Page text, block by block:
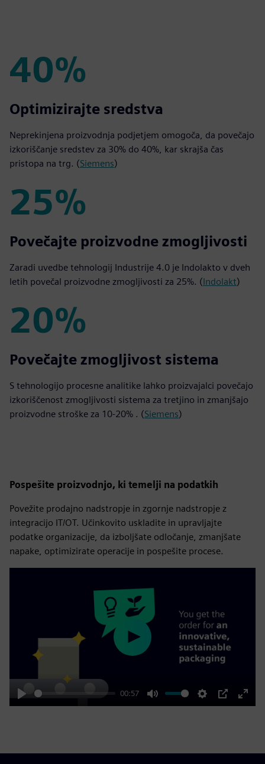
40%
40%
Optimizirajte sredstva
Neprekinjena proizvodnja podjetjem omogoča, da povečajo
izkoriščanje sredstev za 30% do 40%, kar skrajša čas
pristopa na trg. (Siemens)
25%
25%
Povečajte proizvodne zmogljivosti
Zaradi uvedbe tehnologij Industrije 4.0 je Indolakto v dveh
letih povečal proizvodne zmogljivosti za 25%. (Indolakt)
20%
20%
Povečajte zmogljivost sistema
S tehnologijo procesne analitike lahko proizvajalci povečajo
izkoriščenost zmogljivosti sistema za tretjino in zmanjšajo
proizvodne stroške za 10-20% . (Siemens)
Pospešite proizvodnjo, ki temelji na podatkih
Povežite prodajno nadstropje in zgornje nadstropje z
integracijo IT/OT. Učinkovito uskladite in upravljajte
podatke organizacije, da izboljšate odločanje, zmanjšate
napake, optimizirate operacije in pospešite procese.
Play
00:57
Mute Settings
PIP
Enter
Play